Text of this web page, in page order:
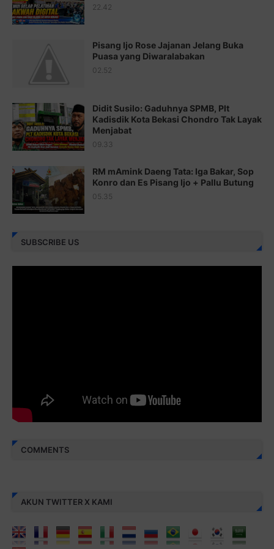
Juz 18 ⇨http://j.mp/2b8SCfc
http://j.mp/2bFSq95
http://j.mp/2brI1zc
Juz 22 ⇨http://j.mp/2bFRxNP
Juz 23 ⇨http://j.mp/2brItxm
Juz 25 ⇨http://j.mp/2brImlf
Juz 26 ⇨http://j.mp/2bFRHF2
22.42
Pisang Ijo Rose Jajanan Jelang Buka
Puasa yang Diwaralabakan
02.52
Didit Susilo: Gaduhnya SPMB, Plt
Kadisdik Kota Bekasi Chondro Tak Layak
Menjabat
09.33
RM mAmink Daeng Tata: Iga Bakar, Sop
Konro dan Es Pisang Ijo + Pallu Butung
05.35
SUBSCRIBE US
COMMENTS
AKUN TWITTER X KAMI